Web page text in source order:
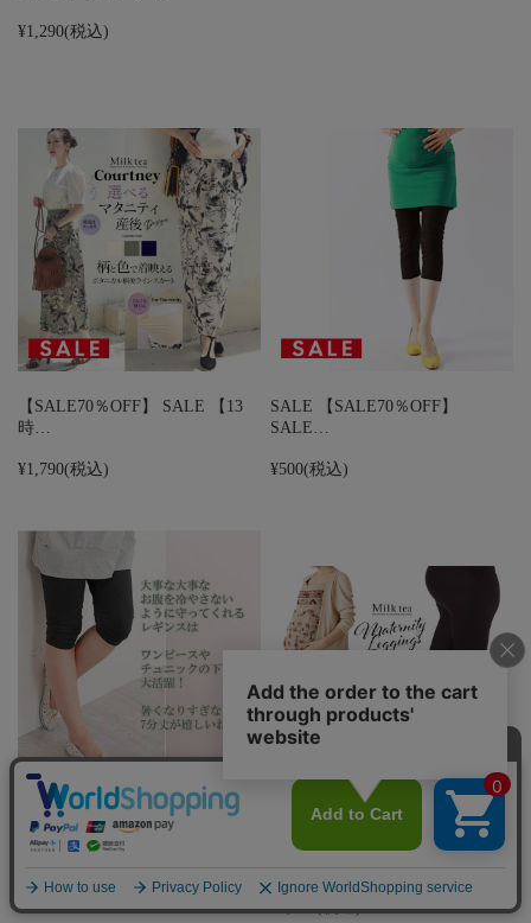
¥1,290(税込)
【SALE70％OFF】 SALE 【13
時…
¥1,790(税込)
SALE 【SALE70％OFF】
SALE…
¥500(税込)
【13時までのご注文で即日発送
対象】 【マタ…
¥1,990(税込)
【13時までのご注文で即日発送
¥1,000(税込)